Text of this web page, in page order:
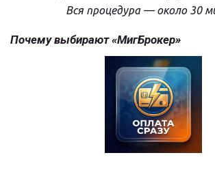
Вся процедура — около 30
Почему выбирают «МигБрокер»